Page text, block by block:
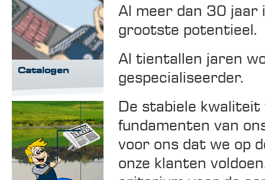
Al meer dan 30 jaar
grootste potentieel.
Al tientallen jaren
gespecialiseerder.
De stabiele kwaliteit
fundamenten van
voor ons dat we op
onze klanten
Catalogen